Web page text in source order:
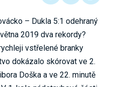
– Dukla 5:1 odehraný
2019 dva rekordy?
vstřelené branky
dokázalo skórovat ve 2.
Doška a ve 22. minutě